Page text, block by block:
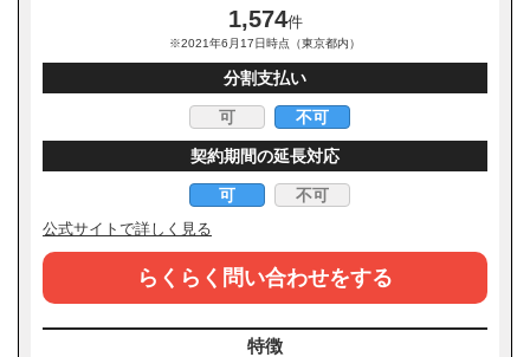
1,574件
※2021年6月17日時点（東京都内）
分割支払い
可 不可
契約期間の延長対応
可 不可
公式サイトで詳しく見る
らくらく問い合わせをする
特徴